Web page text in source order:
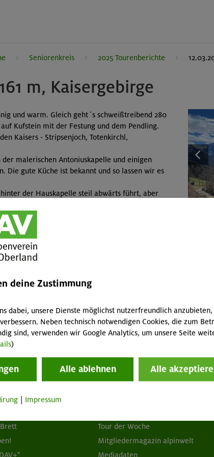
Seniorenkreis 2025 Tourenberichte
m, Kaisergebirge
und warm. Gleich geht´s schweißtreibend 280
Kufstein mit der Festung und dem Pendling.
Kaisers - Stripsenjoch, Totenkirchl,
malerischen Antoniuskapelle und einigen
Die gute Küche ist bekannt und so lassen wir es
der Hauskapelle steil abwärts führt, aber
Winterheide blüht in voller Pracht vor der
dem sich dramatische Föhnwolken türmen.
Tal.
bei viel besserem Wetter als vorhergesagt!
Services
Tour der Woche
Mitgliedermagazin alpinwelt
Mediadaten
deine Zustimmung
dabei, unsere Dienste möglichst nutzerfreundlich anzubieten,
Neben technisch notwendigen Cookies, die zum
sind, verwenden wir Google Analytics, um unsere Seite
)
Alle ablehnen Alle
| Impressum